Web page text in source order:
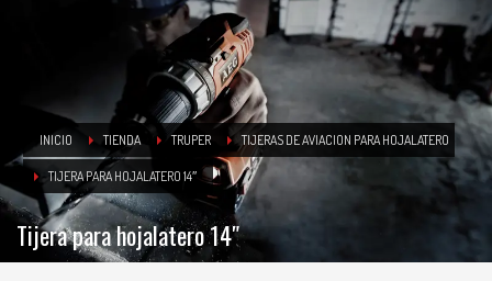
INICIO TIENDA TRUPER TIJERAS DE AVIACION PARA HOJALATERO
TIJERA PARA HOJALATERO 14″
Tijera para hojalatero 14″